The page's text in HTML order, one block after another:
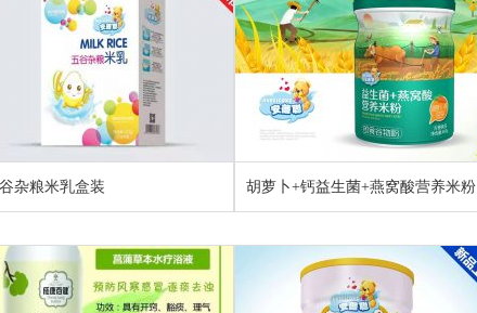
杂粮米乳盒装 胡萝卜+钙益生菌+燕窝酸营养米粉